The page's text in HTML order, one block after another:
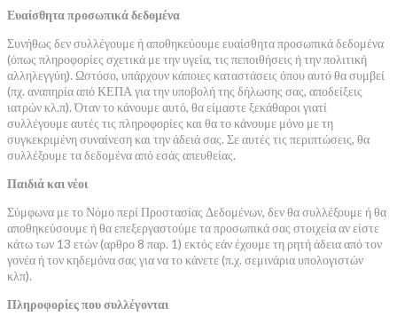
Ευαίσθητα προσωπικά δεδομένα
Συνήθως δεν συλλέγουμε ή αποθηκεύουμε ευαίσθητα προσωπικά δεδομένα
(όπως πληροφορίες σχετικά με την υγεία, τις πεποιθήσεις ή την πολιτική
αλληλεγγύη). Ωστόσο, υπάρχουν κάποιες καταστάσεις όπου αυτό θα συμβεί
(πχ. αναπηρία από ΚΕΠΑ για την υποβολή της δήλωσης σας, αποδείξεις
ιατρών κλ.π). Όταν το κάνουμε αυτό, θα είμαστε ξεκάθαροι γιατί
συλλέγουμε αυτές τις πληροφορίες και θα το κάνουμε μόνο με τη
συγκεκριμένη συναίνεση και την άδειά σας. Σε αυτές τις περιπτώσεις, θα
συλλέξουμε τα δεδομένα από εσάς απευθείας.
Παιδιά και νέοι
Σύμφωνα με το Νόμο περί Προστασίας Δεδομένων, δεν θα συλλέξουμε ή θα
αποθηκεύσουμε ή θα επεξεργαστούμε τα προσωπικά σας στοιχεία αν είστε
κάτω των 13 ετών (αρθρο 8 παρ. 1) εκτός εάν έχουμε τη ρητή άδεια από τον
γονέα ή τον κηδεμόνα σας για να το κάνετε (π.χ. σεμινάρια υπολογιστών
κλπ).
Πληροφορίες που συλλέγονται